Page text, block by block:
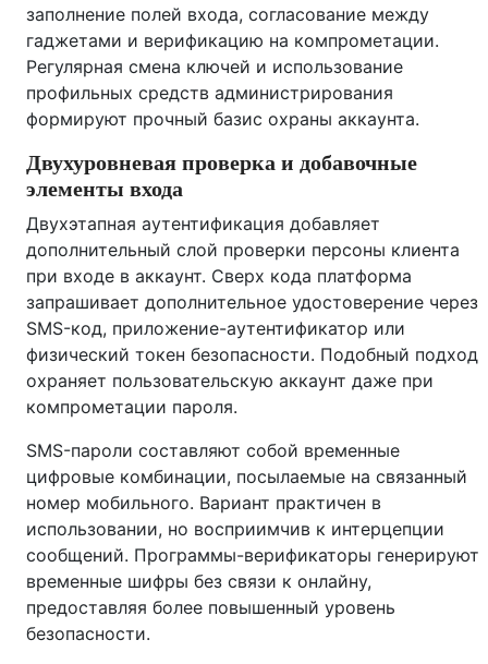
заполнение полей входа, согласование между
гаджетами и верификацию на компрометации.
Регулярная смена ключей и использование
профильных средств администрирования
формируют прочный базис охраны аккаунта.
Двухуровневая проверка и добавочные
элементы входа
Двухэтапная аутентификация добавляет
дополнительный слой проверки персоны клиента
при входе в аккаунт. Сверх кода платформа
запрашивает дополнительное удостоверение через
SMS-код, приложение-аутентификатор или
физический токен безопасности. Подобный подход
охраняет пользовательскую аккаунт даже при
компрометации пароля.
SMS-пароли составляют собой временные
цифровые комбинации, посылаемые на связанный
номер мобильного. Вариант практичен в
использовании, но восприимчив к интерцепции
сообщений. Программы-верификаторы генерируют
временные шифры без связи к онлайну,
предоставляя более повышенный уровень
безопасности.